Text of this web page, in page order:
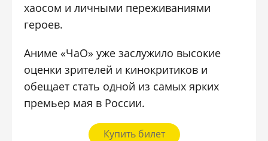
хаосом и личными переживаниями
героев.
Аниме «ЧаО» уже заслужило высокие
оценки зрителей и кинокритиков и
обещает стать одной из самых ярких
премьер мая в России.
Купить билет